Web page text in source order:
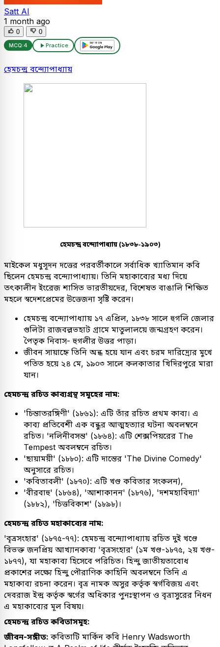
Satt AI
1 month ago
0 0
MCQ:4 Practice
হেমচন্দ্র বন্দ্যোপাধ্যায়
হেমচন্দ্র বন্দ্যোপাধ্যায় (১৮৩৮-১৯০৩)
মাইকেল মধুসূদন দত্তের পরবর্তীকালে সর্বাধিক খ্যাতিমান কবি
ছিলেন হেমচন্দ্র বন্দ্যোপাধ্যায়। তিনি মহাকাব্যের মধ্য দিয়ে
তৎকালীন ইংরেজ শাসিত ভারতীয়দের, বিশেষত বাঙালি শিক্ষিত
মহলে স্বদেশপ্রেমের উত্তেজনা সৃষ্টি করেন।
হেমচন্দ্র বন্দ্যোপাধ্যায় ১৭ এপ্রিল, ১৮৩৮ সালে হুগলি জেলার
গুলিটা রাজবল্লভহাট গ্রামে মাতুলালয়ে জন্মগ্রহণ করেন।
পৈতৃক নিবাস- হুগলীর উত্তর পাড়া।
জীবন সায়াহ্নে তিনি অন্ধ হয়ে যান এবং চরম দারিদ্র্যের মুখে
পতিত হয়ে ২৪ মে, ১৯০৩ সালে কলকাতার খিদিরপুরে মারা
যান।
হেমচন্দ্র রচিত কাব্যগ্রন্থ সমূহের নাম:
'চিন্তাতরঙ্গিণী' (১৮৬১): এটি তাঁর রচিত প্রথম কাব্য। এ
কাব্য প্রতিবেশী এক বন্ধুর আত্মহত্যার ঘটনা অবলম্বনে
রচিত। 'নলিনীবসন্ত' (১৮৬৪): এটি শেক্সপিয়রের The
Tempest অবলম্বনে রচিত।
'ছায়াময়ী' (১৮৮০): এটি দান্তের 'The Divine Comedy'
অনুসারে রচিত।
'কবিতাবলী' (১৮৭০): এটি খণ্ড কবিতার সংকলন),
'বীরবাহু' (১৮৬৪), 'আশাকানন' (১৮৭৬), 'দশমহাবিদ্যা'
(১৮৮২), 'চিত্তবিকাশ' (১৮৯৮)।
হেমচন্দ্র রচিত মহাকাব্যের নাম:
'বৃত্রসংহার' (১৮৭৫-৭৭): হেমচন্দ্র বন্দ্যোপাধ্যায় রচিত দুই খণ্ডে
বিভক্ত জনপ্রিয় আখ্যানকাব্য 'বৃত্রসংহার' (১ম খণ্ড-১৮৭৫, ২য় খণ্ড-
১৮৭৭), যা মহাকাব্য হিসেবে পরিচিত। হিন্দু জাতীয়তাবোধ
প্রকাশের লক্ষ্যে হিন্দু পৌরাণিক কাহিনি অবলম্বনে তিনি এ
মহাকাব্য রচনা করেন। বৃত্র নামক অসুর কর্তৃক স্বর্গবিজয় এবং
দেবরাজ ইন্দ্র কর্তৃক স্বর্গের অধিকার পুনঃস্থাপন ও বৃত্রাসুরের নিধন
এ মহাকাব্যের মূল বিষয়।
হেমচন্দ্র রচিত কবিতাসমূহ:
জীবন-সঙ্গীত: কবিতাটি মার্কিন কবি Henry Wadsworth